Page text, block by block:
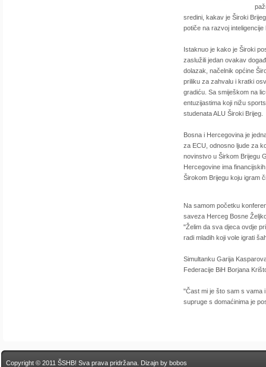
sredini, kakav je Široki
potiče na razvoj
Istaknuo je kako je Široki
zaslužili jedan ovakav
dolazak, načelnik općine
priliku za zahvalu i kratki
gradiću. Sa smiješkom na
entuzijastima koji nižu
studenata ALU Široki Brijeg.
Bosna i Hercegovina je
za ECU, odnosno ljude za
novinstvo u Širkom Brijegu
Hercegovine ima
Širokom Brijegu koju igram
Na samom početku
saveza Herceg Bosne
"Želim da sva djeca ovdje
radi mladih koji vole igrati
Simultanku Garija
Federacije BiH Borjana
"Čast mi je što sam s vama
supruge s domaćinima je
Copyright © 2011 ŠSHB! Sva prava pridržana. Dizajn by bobos